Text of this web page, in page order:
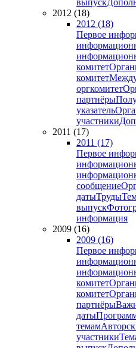
выпуск
2012 (18)
2012 (18)
Первое
комитет
комитет
оргкомитет
партнёры
указатель
участники
2011 (17)
2011 (17)
Первое
сообщение
датыТруды
выпуск
информация
2009 (16)
2009 (16)
Первое
комитет
комитет
партнёры
даты
темам
участники